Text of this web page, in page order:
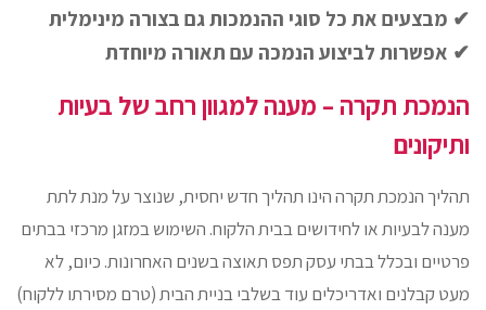
✔ מבצעים את כל סוגי ההנמכות גם בצורה מינימלית
✔ אפשרות לביצוע הנמכה עם תאורה מיוחדת
הנמכת תקרה – מענה למגוון רחב של בעיות
ותיקונים
תהליך הנמכת תקרה הינו תהליך חדש יחסית, שנוצר על מנת לתת
מענה לבעיות או לחידושים בבית הלקוח. השימוש במזגן מרכזי בבתים
פרטיים ובכלל בבתי עסק תפס תאוצה בשנים האחרונות. כיום, לא
מעט קבלנים ואדריכלים עוד בשלבי בניית הבית (טרם מסירתו ללקוח)